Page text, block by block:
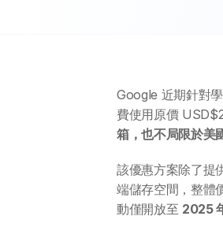
Google 近期針對
費使用原價
箱，也不局限於美
該優惠方案除了提
端儲存空間，整體
動僅開放至 2025